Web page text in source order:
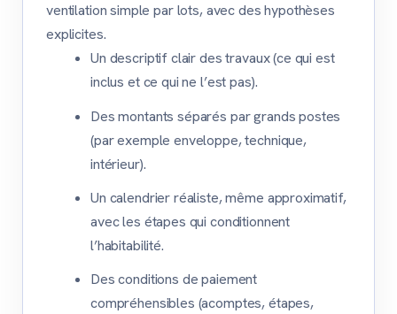
ventilation simple par lots, avec des hypothèses
explicites.
Un descriptif clair des travaux (ce qui est
inclus et ce qui ne l’est pas).
Des montants séparés par grands postes
(par exemple enveloppe, technique,
intérieur).
Un calendrier réaliste, même approximatif,
avec les étapes qui conditionnent
l’habitabilité.
Des conditions de paiement
compréhensibles (acomptes, étapes,